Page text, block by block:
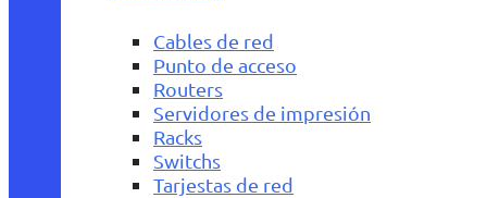
Cables de red
Punto de acceso
Routers
Servidores de impresión
Racks
Switchs
Tarjestas de red